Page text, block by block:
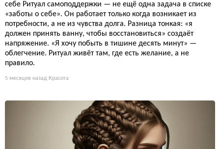
себе Ритуал самоподдержки — не ещё одна задача в списке
«заботы о себе». Он работает только когда возникает из
потребности, а не из чувства долга. Разница тонкая: «я
должен принять ванну, чтобы восстановиться» создаёт
напряжение. «Я хочу побыть в тишине десять минут» —
облегчение. Ритуал живёт там, где есть желание, а не
правило.
5 месяцев назад Красота